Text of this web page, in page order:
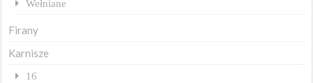
Wełniane
Firany
Karnisze
16